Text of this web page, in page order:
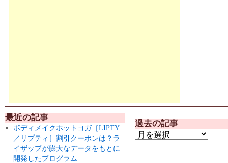
最近の記事
ボディメイクホットヨガ［LIPTY
／リプティ］割引クーポンは？ラ
イザップが膨大なデータをもとに
開発したプログラム
過去の記事